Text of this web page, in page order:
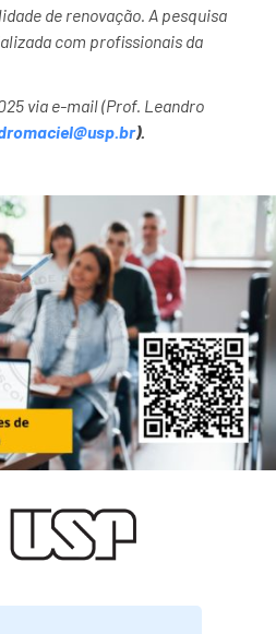
de renovação. A pesquisa
com profissionais da
via e-mail (Prof. Leandro
).